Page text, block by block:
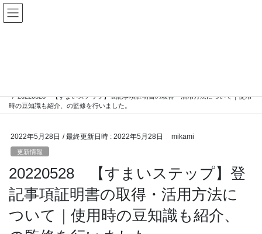
コ
ン
ナ
ビ
20220528 【すまいステップ】登記事項証明書の取得・活用方法について｜使用
時の豆知識も紹介、の監修を行いました。
2022年5月28日 / 最終更新日時 : 2022年5月28日 mikami
更新情報
20220528 【すまいステップ】登
記事項証明書の取得・活用方法に
ついて｜使用時の豆知識も紹介、